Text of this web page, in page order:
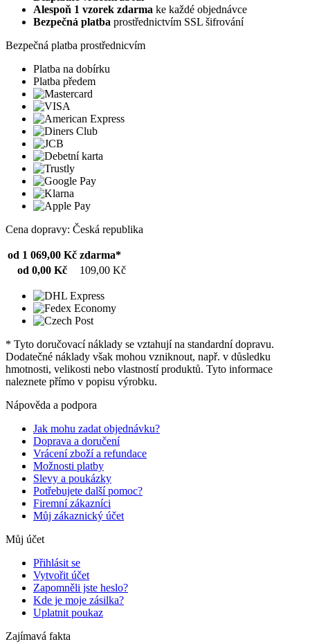
Alespoň 1 vzorek zdarma ke každé objednávce
Bezpečná platba prostřednictvím SSL šifrování
Bezpečná platba prostřednicvím
Platba na dobírku
Platba předem
Cena dopravy: Česká republika
od 1 069,00 Kč zdarma*
od 0,00 Kč
109,00 Kč
* Tyto doručovací náklady se vztahují na standardní dopravu.
Dodatečné náklady však mohou vzniknout, např. v důsledku
hmotnosti, velikosti nebo vlastností produktů. Tyto informace
naleznete přímo v popisu výrobku.
Nápověda a podpora
Jak mohu zadat objednávku?
Doprava a doručení
Vrácení zboží a refundace
Možnosti platby
Slevy a poukázky
Potřebujete další pomoc?
Firemní zákazníci
Můj zákaznický účet
Můj účet
Přihlásit se
Vytvořit účet
Zapomněli jste heslo?
Kde je moje zásilka?
Uplatnit poukaz
Zajímavá fakta